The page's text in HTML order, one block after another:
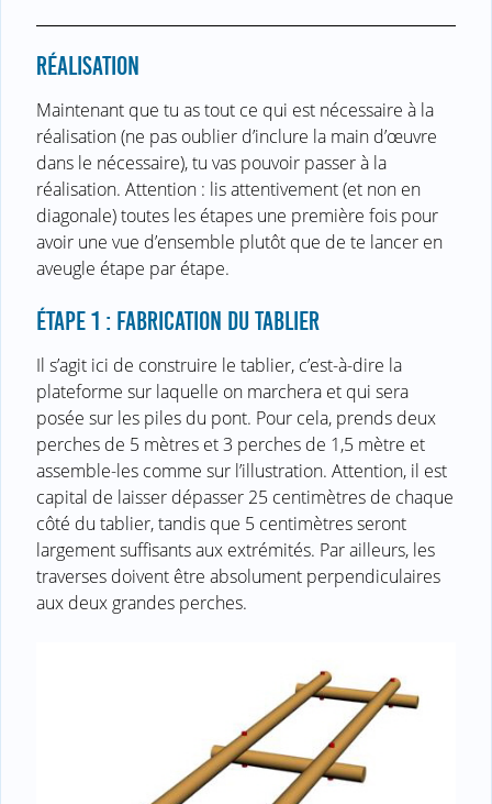
RÉALISATION
Maintenant que tu as tout ce qui est nécessaire à la
réalisation (ne pas oublier d’inclure la main d’œuvre
dans le nécessaire), tu vas pouvoir passer à la
réalisation. Attention : lis attentivement (et non en
diagonale) toutes les étapes une première fois pour
avoir une vue d’ensemble plutôt que de te lancer en
aveugle étape par étape.
ÉTAPE 1 : FABRICATION DU TABLIER
Il s’agit ici de construire le tablier, c’est-à-dire la
plateforme sur laquelle on marchera et qui sera
posée sur les piles du pont. Pour cela, prends deux
perches de 5 mètres et 3 perches de 1,5 mètre et
assemble-les comme sur l’illustration. Attention, il est
capital de laisser dépasser 25 centimètres de chaque
côté du tablier, tandis que 5 centimètres seront
largement suffisants aux extrémités. Par ailleurs, les
traverses doivent être absolument perpendiculaires
aux deux grandes perches.